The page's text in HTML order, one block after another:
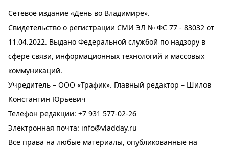
Сетевое издание «День во Владимире».
Свидетельство о регистрации СМИ ЭЛ № ФС 77 - 83032 от
11.04.2022. Выдано Федеральной службой по надзору в
сфере связи, информационных технологий и массовых
коммуникаций.
Учредитель – ООО «Трафик». Главный редактор – Шилов
Константин Юрьевич
Телефон редакции: +7 931 577-02-26
Электронная почта: info@vladday.ru
Все права на любые материалы, опубликованные на